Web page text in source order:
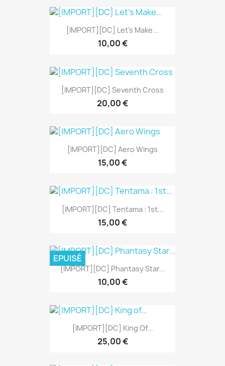
[IMPORT][DC] Let's Make...
10,00 €
[IMPORT][DC] Seventh Cross
20,00 €
[IMPORT][DC] Aero Wings
15,00 €
[IMPORT][DC] Tentama : 1st...
15,00 €
[IMPORT][DC] Phantasy Star...
10,00 €
EPUISÉ
[IMPORT][DC] King Of...
25,00 €